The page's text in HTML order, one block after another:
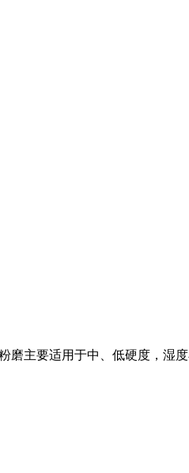
磨主要适用于中、低硬度，湿